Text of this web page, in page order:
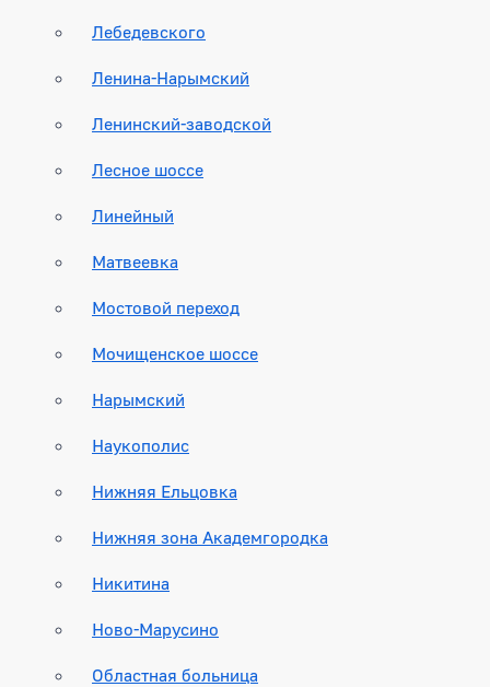
Лебедевского
Ленина-Нарымский
Ленинский-заводской
Лесное шоссе
Линейный
Матвеевка
Мостовой переход
Мочищенское шоссе
Нарымский
Наукополис
Нижняя Ельцовка
Нижняя зона Академгородка
Никитина
Ново-Марусино
Областная больница